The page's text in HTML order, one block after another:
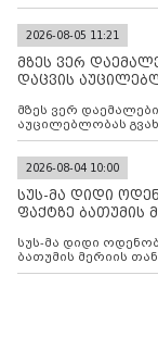
2026-08-05 11:21
მზეს ვერ
დაცვის
მზეს ვერ დაემალები
აუცილებლობას
2026-08-04 10:00
სუს-მა დიდი
ფაქტზე ბათუმის
სუს-მა დიდი ოდენობით ქრთამის მოთხოვნისა და აღების ფაქტზე
ბათუმის მერიის